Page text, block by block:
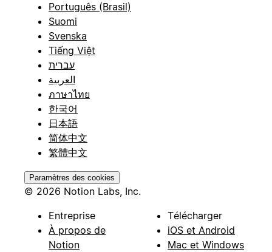
Português (Brasil)
Suomi
Svenska
Tiếng Việt
עברית
العربية
ภาษาไทย
한국어
日本語
简体中文
繁體中文
Paramètres des cookies
© 2026 Notion Labs, Inc.
Entreprise
À propos de
Notion
Télécharger
iOS et Android
Mac et Windows